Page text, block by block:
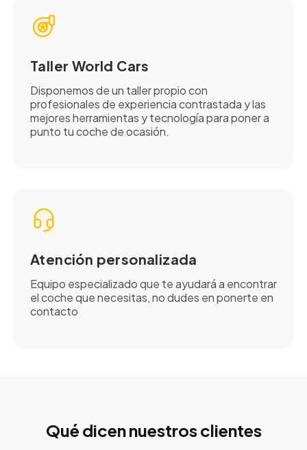
Taller World Cars
Disponemos de un taller propio con
profesionales de experiencia contrastada y las
mejores herramientas y tecnología para poner a
punto tu coche de ocasión.
Atención personalizada
Equipo especializado que te ayudará a encontrar
el coche que necesitas, no dudes en ponerte en
contacto
Qué dicen nuestros clientes